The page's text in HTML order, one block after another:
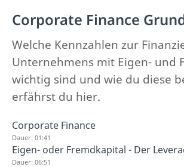
Corporate Finance
Welche Kennzahlen zur
Unternehmens mit Eigen- und
wichtig sind und wie du diese
erfährst du hier.
Corporate Finance
Dauer: 01:41
Eigen- oder Fremdkapital - Der
Dauer: 06:51